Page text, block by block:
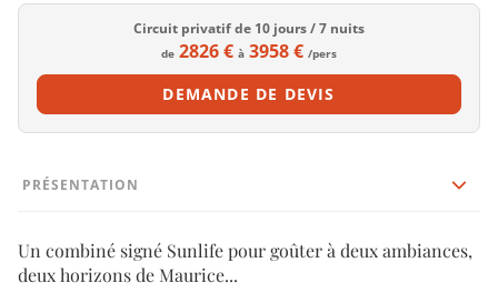
Circuit privatif de 10 jours / 7 nuits
de 2826 € à 3958 € /pers
DEMANDE DE DEVIS
PRÉSENTATION
Un combiné signé Sunlife pour goûter à deux ambiances,
deux horizons de Maurice...